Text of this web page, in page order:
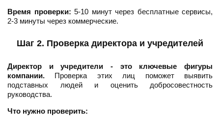
Время проверки: 5-10 минут через бесплатные сервисы,
2-3 минуты через коммерческие.
Шаг 2. Проверка директора и учредителей
Директор и учредители - это ключевые фигуры
компании. Проверка этих лиц поможет выявить
подставных людей и оценить добросовестность
руководства.
Что нужно проверить: